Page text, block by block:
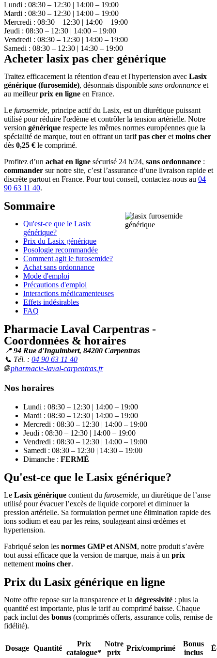
Lundi : 08:30 – 12:30 | 14:00 – 19:00
Mardi : 08:30 – 12:30 | 14:00 – 19:00
Mercredi : 08:30 – 12:30 | 14:00 – 19:00
Jeudi : 08:30 – 12:30 | 14:00 – 19:00
Vendredi : 08:30 – 12:30 | 14:00 – 19:00
Samedi : 08:30 – 12:30 | 14:30 – 19:00
Acheter lasix pas cher générique
Traitez efficacement la rétention d'eau et l'hypertension avec Lasix
générique (furosemide), désormais disponible sans ordonnance et
au meilleurprix en ligne en France.
Le furosemide, principe actif du Lasix, est un diurétique puissant
utilisé pour réduire l'œdème et contrôler la tension artérielle. Notre
version générique respecte les mêmes normes européennes que la
spécialité de marque, tout en offrant un tarifpas cher etmoins cher
dès 0,25 € le comprimé.
Profitez d’un achat en ligne sécurisé 24 h/24, sans ordonnance :
commander sur notre site, c’est l’assurance d’une livraison rapide et
discrète partout en France. Pour tout conseil, contactez-nous au 04
90 63 11 40.
Sommaire
Qu'est-ce que le Lasix
générique?
Prix du Lasix générique
Posologie recommandée
Comment agit le furosemide?
Achat sans ordonnance
Mode d'emploi
Précautions d'emploi
Interactions médicamenteuses
Effets indésirables
FAQ
Pharmacie Laval Carpentras -
Coordonnées & horaires
📍94 Rue d'Inguimbert, 84200 Carpentras
📞 Tél. : 04 90 63 11 40
🌐pharmacie-laval-carpentras.fr
Nos horaires
Lundi : 08:30 – 12:30 | 14:00 – 19:00
Mardi : 08:30 – 12:30 | 14:00 – 19:00
Mercredi : 08:30 – 12:30 | 14:00 – 19:00
Jeudi : 08:30 – 12:30 | 14:00 – 19:00
Vendredi : 08:30 – 12:30 | 14:00 – 19:00
Samedi : 08:30 – 12:30 | 14:30 – 19:00
Dimanche : FERMÉ
Qu'est-ce que le Lasix générique?
Le Lasix générique contient du furosemide, un diurétique de l’anse
utilisé pour évacuer l’excès de liquide corporel et diminuer la
pression artérielle. Sa formulation permet une élimination rapide des
ions sodium et eau par les reins, soulageant ainsi œdèmes et
hypertension.
Fabriqué selon les normes GMP et ANSM, notre produit s’avère
tout aussi efficace que la version de marque, mais à un prix
nettement moins cher.
Prix du Lasix générique en ligne
Notre offre repose sur la transparence et la dégressivité : plus la
quantité est importante, plus le tarif au comprimé baisse. Chaque
pack inclut des bonus (comprimés offerts, assurance colis, remise de
fidélité).
Dosage Quantité
Prix
catalogue*
Notre
prix
Prix/comprimé
Bonus
inclus